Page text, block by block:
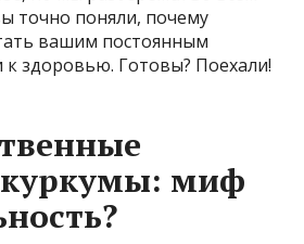
точно поняли, почему
вашим постоянным
к здоровью. Готовы? Поехали!
куркумы: миф